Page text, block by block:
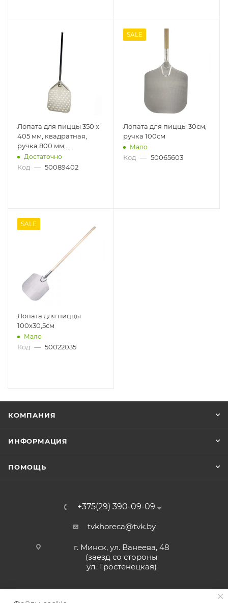
Лопата для пиццы 350 х
405 мм, квадратная,
ручка 800 мм,
перфорированная,
алюминий
Достаточно
Код — 50089402
SALE
Лопата для пиццы 30см,
ручка 100см
Мало
Код — 50065603
SALE
Лопата для пиццы
100х30,5см
Мало
Код — 50022035
КОМПАНИЯ
ИНФОРМАЦИЯ
ПОМОЩЬ
+375(29) 390-09-09
tvkhoreca@tvk.by
г. Минск, ул. Ванеева, 48
(заезд со стороны
ул. Тростенецкая)